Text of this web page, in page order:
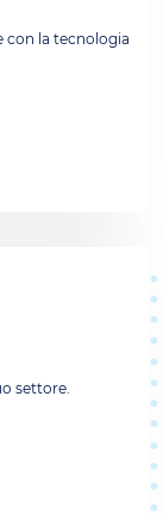
con la tecnologia
settore.